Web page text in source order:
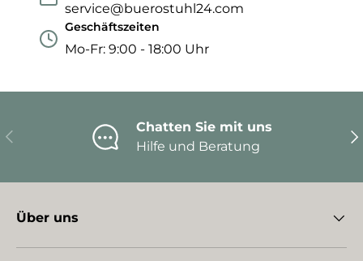
service@buerostuhl24.com
Geschäftszeiten
Mo-Fr: 9:00 - 18:00 Uhr
Vorherige
Chatten Sie mit uns
Hilfe und Beratung
Über uns